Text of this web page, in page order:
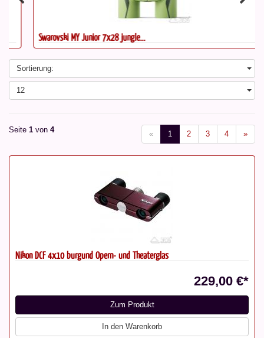
Swarovski MY Junior 7x28 jungle...
Sortierung:
12
Seite 1 von 4 « 1 2 3 4 »
Nikon DCF 4x10 burgund Opern- und Theaterglas
229,00 €*
Zum Produkt
In den Warenkorb